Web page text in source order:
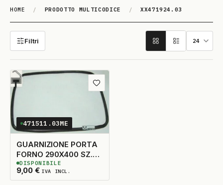
HOME / PRODOTTO MULTICODICE / XX471924.03
XX471924.03
Filtri
Aggiungi ai preferiti
471511.03ME
GUARNIZIONE PORTA
FORNO 290X400 SZ.B
4G ORIGINALE
9,00 € IVA INCL.
2DISPONIBILI
DISPONIBILE